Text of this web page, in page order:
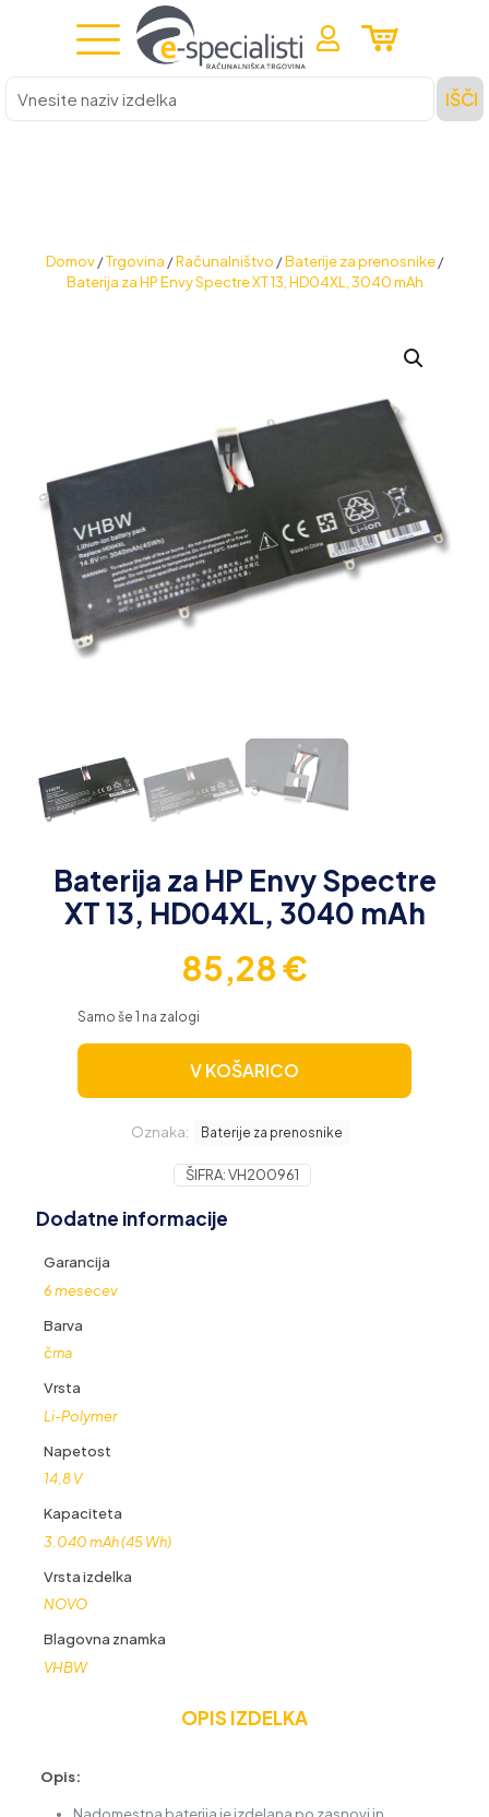
Vnesite
naziv
izdelka
IŠČI
Domov /Trgovina /Računalništvo /Baterije za prenosnike /
Baterija za HP Envy Spectre XT 13, HD04XL, 3040 mAh
Baterija za HP Envy Spectre
XT 13, HD04XL, 3040 mAh
85,28€
Samo še 1 na zalogi
V KOŠARICO
Oznaka: Baterije za prenosnike
ŠIFRA:VH200961
Dodatne informacije
Garancija
6 mesecev
Barva
črna
Vrsta
Li-Polymer
Napetost
14,8 V
Kapaciteta
3.040 mAh (45 Wh)
Vrsta izdelka
NOVO
Blagovna znamka
VHBW
OPIS IZDELKA
Opis:
Nadomestna baterija je izdelana po zasnovi in